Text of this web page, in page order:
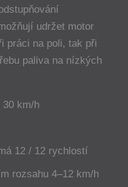
udržet motor
práci na poli, tak při
paliva na nízkých
km/h
12 / 12 rychlostí
rozsahu 4–12 km/h